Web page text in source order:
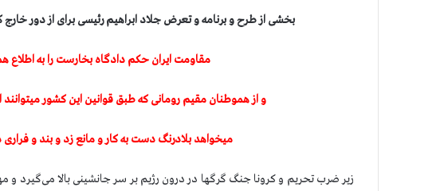
بخشی از طرح و برنامه و تعرض جلاد ابراهیم رئیسی برای از دور
مقاومت ایران حکم دادگاه بخارست را به اطلاع
و از هموطنان مقیم رومانی که طبق قوانین این کشور
میخواهد بلادرنگ دست به کار و مانع زد و بند و فراری
زیر ضرب تحریم و کرونا جنگ گرگها در درون رژیم بر سر جانشینی بالا می‌گیرد و